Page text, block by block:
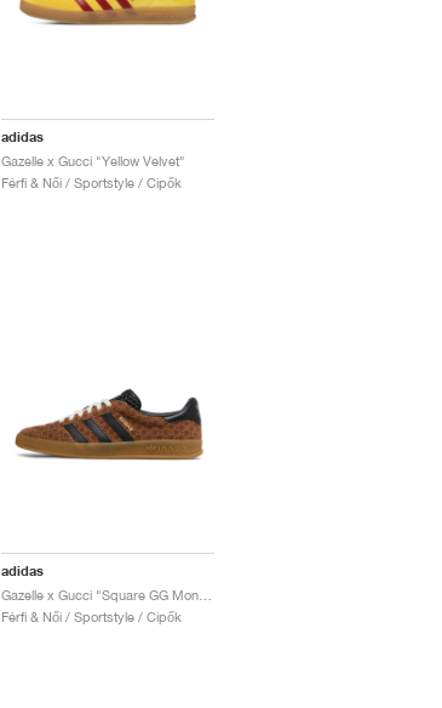
adidas
Gazelle x Gucci "Yellow Velvet"
Férfi & Női / Sportstyle / Cipők
adidas
Férfi & Női / Sportstyle / Cipők